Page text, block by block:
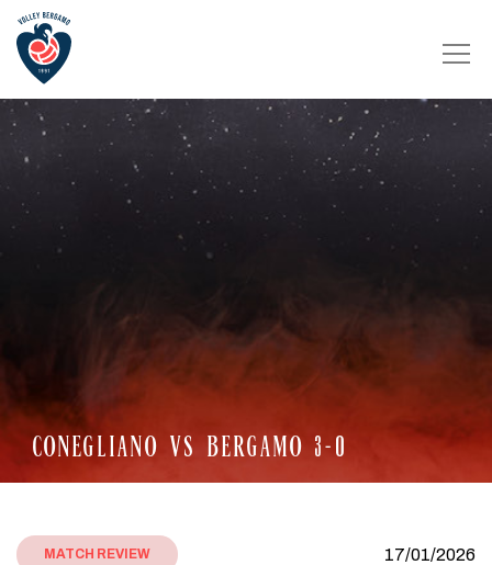
CONEGLIANO VS BERGAMO 3-0
MATCH REVIEW 17/01/2026